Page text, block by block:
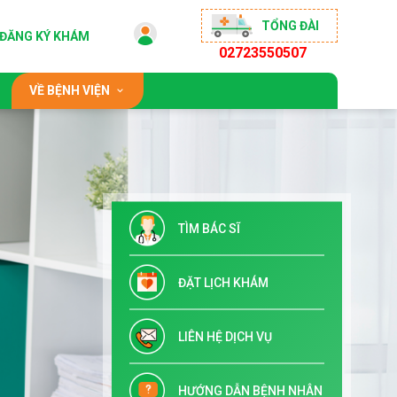
ĐĂNG KÝ KHÁM
TỔNG ĐÀI
02723550507
VỀ BỆNH VIỆN
Đội ngũ bác sĩ
Chỉ đạo tuyến & Đào tạo
Danh mục dịch vụ kỹ thuật
Tuyển dụng
TÌM BÁC SĨ
ĐẶT LỊCH KHÁM
LIÊN HỆ DỊCH VỤ
HƯỚNG DẪN BỆNH NHÂN